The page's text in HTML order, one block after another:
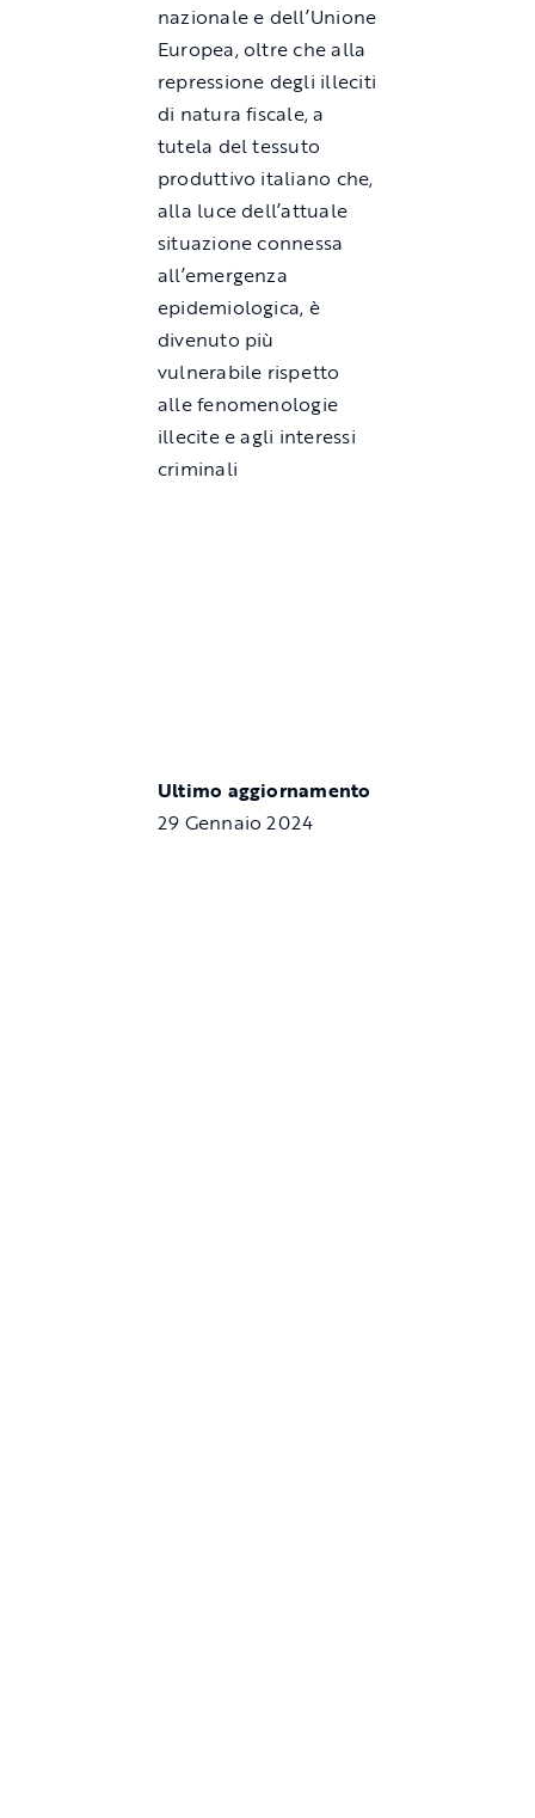
nazionale e dell’Unione
Europea, oltre che alla
repressione degli illeciti
di natura fiscale, a
tutela del tessuto
produttivo italiano che,
alla luce dell’attuale
situazione connessa
all’emergenza
epidemiologica, è
divenuto più
vulnerabile rispetto
alle fenomenologie
illecite e agli interessi
criminali
Ultimo aggiornamento
29 Gennaio 2024